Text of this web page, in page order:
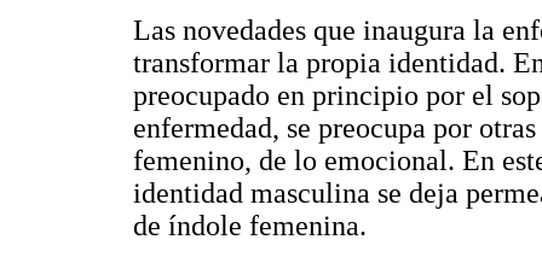
Las novedades que inaugura la
transformar la propia identidad.
preocupado en principio por el
enfermedad, se preocupa por
femenino, de lo emocional. En
identidad masculina se deja
de índole femenina.